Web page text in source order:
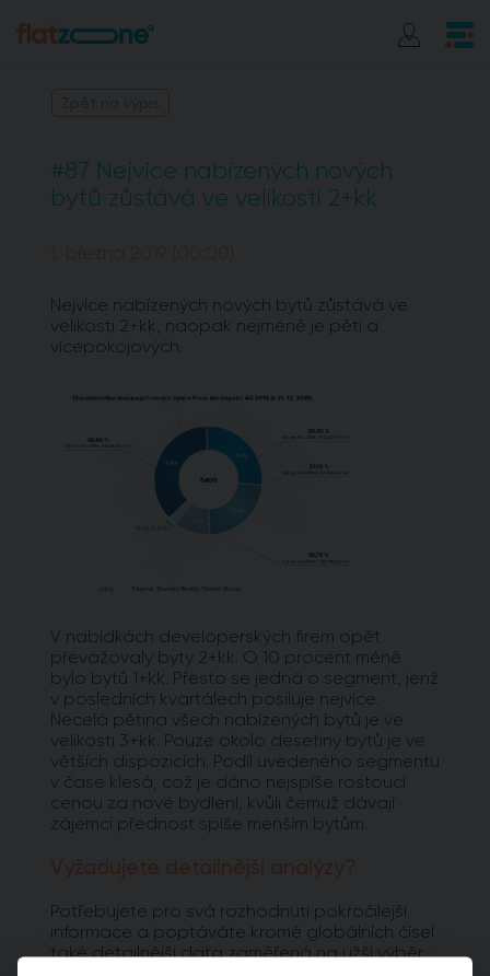
#87 Nejvíce nabízených nových
bytů zůstává ve velikosti 2+kk
1. března 2019 (00:00)
Nejvíce nabízených nových bytů zůstává ve
velikosti 2+kk, naopak nejméně je pěti a
vícepokojových.
V nabídkách developerských firem opět
převažovaly byty 2+kk. O 10 procent méně
bylo bytů 1+kk. Přesto se jedná o segment, jenž
v posledních kvartálech posiluje nejvíce.
Necelá pětina všech nabízených bytů je ve
velikosti 3+kk. Pouze okolo desetiny bytů je ve
větších dispozicích. Podíl uvedeného segmentu
v čase klesá, což je dáno nejspíše rostoucí
cenou za nové bydlení, kvůli čemuž dávají
zájemci přednost spíše menším bytům.
Vyžadujete detailnější analýzy?
Potřebujete pro svá rozhodnutí pokročilejší
informace a poptáváte kromě globálních čísel
také detailnější data zaměřená na užší výběr